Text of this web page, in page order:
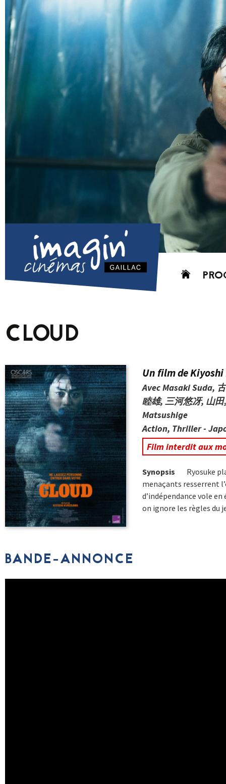
Aller
CLOUD
Un film de
Avec Masaki Suda,
睦雄, 三河悠冴, 山
Matsushige
Action, Thriller -
Film interdit aux
Synopsis
Ryosuke
menaçants resserrent
d’indépendance vole
on ignore les règles du
BANDE-ANNONCE